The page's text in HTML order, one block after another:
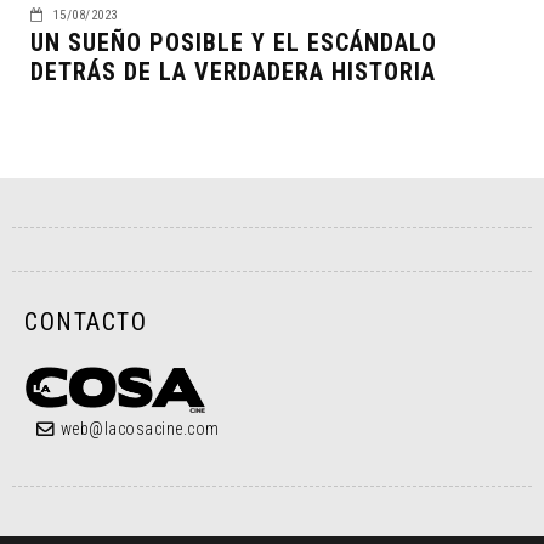
15/08/2023
UN SUEÑO POSIBLE Y EL ESCÁNDALO
DETRÁS DE LA VERDADERA HISTORIA
CONTACTO
web@lacosacine.com